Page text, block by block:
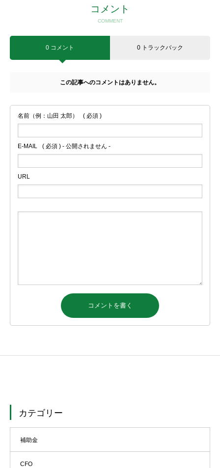
コメント
COMMENT
0 コメント 0 トラックバック
この記事へのコメントはありません。
名前（例：山田 太郎） ( 必須 )
E-MAIL ( 必須 ) - 公開されません -
URL
カテゴリー
補助金
CFO